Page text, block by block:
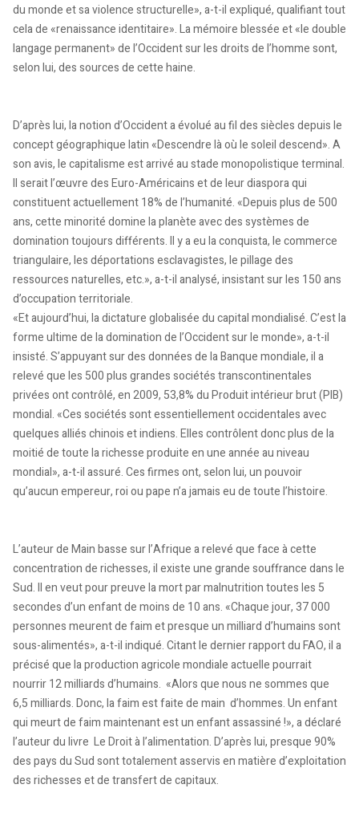
du monde et sa violence structurelle», a-t-il expliqué, qualifiant tout
cela de «renaissance identitaire». La mémoire blessée et «le double
langage permanent» de l’Occident sur les droits de l’homme sont,
selon lui, des sources de cette haine.
D’après lui, la notion d’Occident a évolué au fil des siècles depuis le
concept géographique latin «Descendre là où le soleil descend». A
son avis, le capitalisme est arrivé au stade monopolistique terminal.
Il serait l’œuvre des Euro-Américains et de leur diaspora qui
constituent actuellement 18% de l’humanité. «Depuis plus de 500
ans, cette minorité domine la planète avec des systèmes de
domination toujours différents. Il y a eu la conquista, le commerce
triangulaire, les déportations esclavagistes, le pillage des
ressources naturelles, etc.», a-t-il analysé, insistant sur les 150 ans
d’occupation territoriale.
«Et aujourd’hui, la dictature globalisée du capital mondialisé. C’est la
forme ultime de la domination de l’Occident sur le monde», a-t-il
insisté. S’appuyant sur des données de la Banque mondiale, il a
relevé que les 500 plus grandes sociétés transcontinentales
privées ont contrôlé, en 2009, 53,8% du Produit intérieur brut (PIB)
mondial. «Ces sociétés sont essentiellement occidentales avec
quelques alliés chinois et indiens. Elles contrôlent donc plus de la
moitié de toute la richesse produite en une année au niveau
mondial», a-t-il assuré. Ces firmes ont, selon lui, un pouvoir
qu’aucun empereur, roi ou pape n’a jamais eu de toute l’histoire.
L’auteur de Main basse sur l’Afrique a relevé que face à cette
concentration de richesses, il existe une grande souffrance dans le
Sud. Il en veut pour preuve la mort par malnutrition toutes les 5
secondes d’un enfant de moins de 10 ans. «Chaque jour, 37 000
personnes meurent de faim et presque un milliard d’humains sont
sous-alimentés», a-t-il indiqué. Citant le dernier rapport du FAO, il a
précisé que la production agricole mondiale actuelle pourrait
nourrir 12 milliards d’humains. «Alors que nous ne sommes que
6,5 milliards. Donc, la faim est faite de main d’hommes. Un enfant
qui meurt de faim maintenant est un enfant assassiné !», a déclaré
l’auteur du livre Le Droit à l’alimentation. D’après lui, presque 90%
des pays du Sud sont totalement asservis en matière d’exploitation
des richesses et de transfert de capitaux.